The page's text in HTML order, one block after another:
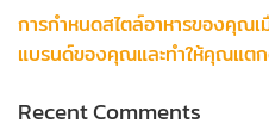
การกำหนดสไตล์อาหารของคุณเ
แบรนด์ของคุณและทำให้คุณแต
Recent Comments